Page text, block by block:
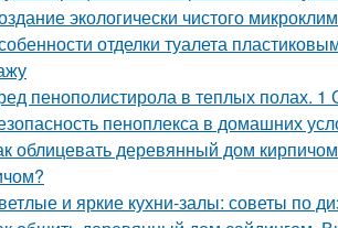
экологически чистого
отделки туалета
пенополистирола в теплых полах.
пеноплекса в домашних
облицевать деревянный дом
и яркие кухни-залы: советы по